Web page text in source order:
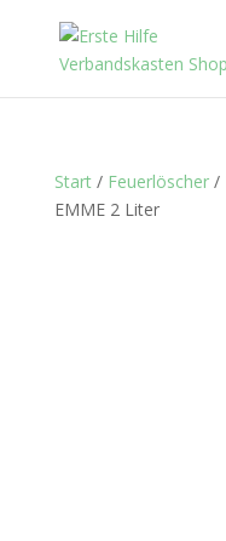
Start/ Feuerlöscher/
EMME 2 Liter